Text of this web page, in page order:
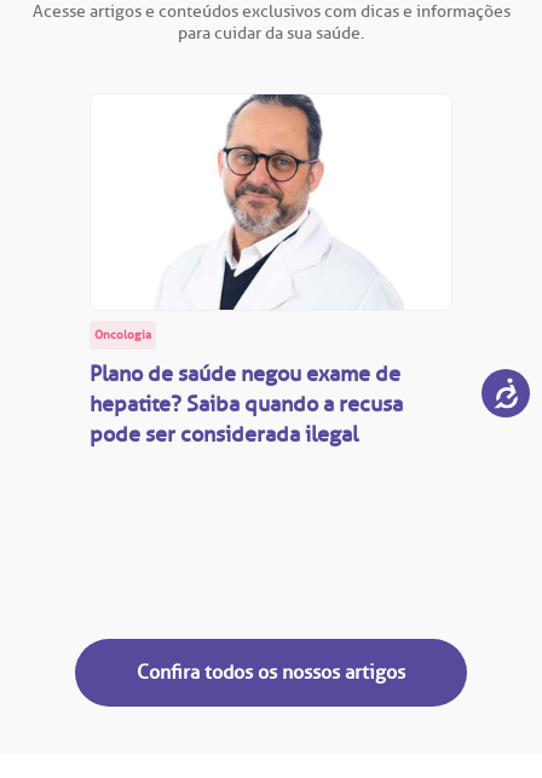
Acesse artigos e conteúdos exclusivos com dicas e informações
para cuidar da sua saúde.
Oncologia
Plano de saúde negou exame de
hepatite? Saiba quando a recusa
pode ser considerada ilegal
Confira todos os nossos artigos